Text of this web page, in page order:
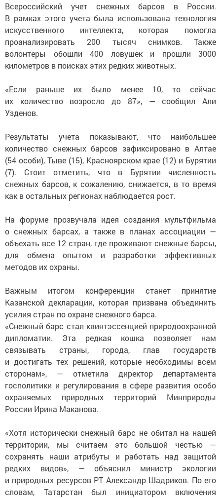
Всероссийский учет снежных барсов в России.
В рамках этого учета была использована технология
искусственного интеллекта, которая помогла
проанализировать 200 тысяч снимков. Также
волонтеры обошли 400 ловушек и прошли 3000
километров в поисках этих редких животных.
«Если раньше их было менее 10, то сейчас
их количество возросло до 87», — сообщил Aли
Узденов.
Результаты учета показывают, что наибольшее
количество снежных барсов зафиксировано в Алтае
(54 особи), Тыве (15), Красноярском крае (12) и Бурятии
(7). Стоит отметить, что в Бурятии численность
снежных барсов, к сожалению, снижается, в то время
как в остальных регионах наблюдается рост.
На форуме прозвучала идея создания мультфильма
о снежных барсах, а также в планах ассоциации —
объехать все 12 стран, где проживают снежные барсы,
для обмена опытом и разработки эффективных
методов их охраны.
Важным итогом конференции станет принятие
Казанской декларации, которая призвана объединить
усилия стран по охране снежного барса.
«Снежный барс стал квинтэссенцией природоохранной
дипломатии. Эта редкая кошка позволяет нам
связывать страны, города, глав государств
и достигать тех решений, которые необходимы всем
сторонам», — отметила директор департамента
госполитики и регулирования в сфере развития особо
охраняемых природных территорий Минприроды
России Ирина Маканова.
«Хотя исторически снежный барс не обитал на нашей
территории, мы считаем это большой честью —
сохранять наши атрибуты и работать над защитой
редких видов», — объяснил министр экологии
и природных ресурсов РТ Александр Шадриков. По его
словам, Татарстан был инициатором включения